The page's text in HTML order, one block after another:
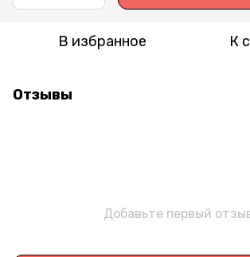
В избранное К
Отзывы
Добавьте первый